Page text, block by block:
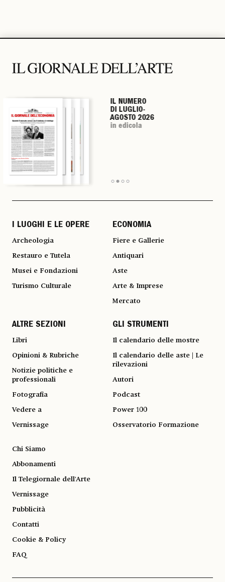
IL NUMERO
DI LUGLIO-
AGOSTO 2026
in edicola
IL NUMERO
DI LUGLIO-
AGOSTO 2026
in edicola
IL NUMERO
DI LUGLIO-
AGOSTO 2026
in edicola
IL NUMERO
DI LUGLIO-
AGOSTO 2026
in edicola
I LUOGHI E LE OPERE
Archeologia
Restauro e Tutela
Musei e Fondazioni
Turismo Culturale
ECONOMIA
Fiere e Gallerie
Antiquari
Aste
Arte & Imprese
Mercato
ALTRE SEZIONI
Libri
Opinioni & Rubriche
Notizie politiche e
professionali
Fotografia
Vedere a
Vernissage
GLI STRUMENTI
Il calendario delle mostre
Il calendario delle aste | Le
rilevazioni
Autori
Podcast
Power 100
Osservatorio Formazione
Chi Siamo
Abbonamenti
Il Telegiornale dell'Arte
Vernissage
Pubblicità
Contatti
Cookie & Policy
FAQ